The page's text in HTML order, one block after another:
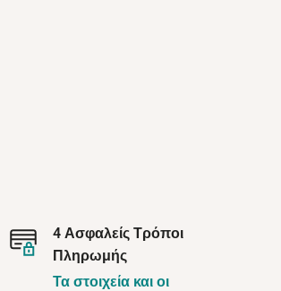
4 Ασφαλείς Τρόποι
Πληρωμής
Τα στοιχεία και οι